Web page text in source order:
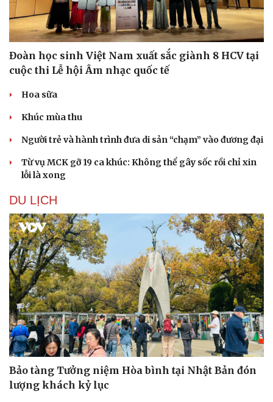
Đoàn học sinh Việt Nam xuất sắc giành 8 HCV tại
cuộc thi Lễ hội Âm nhạc quốc tế
Hoa sữa
Khúc mùa thu
Người trẻ và hành trình đưa di sản “chạm” vào đương đại
Từ vụ MCK gỡ 19 ca khúc: Không thể gây sốc rồi chỉ xin
lỗi là xong
DU LỊCH
Bảo tàng Tưởng niệm Hòa bình tại Nhật Bản đón
lượng khách kỷ lục